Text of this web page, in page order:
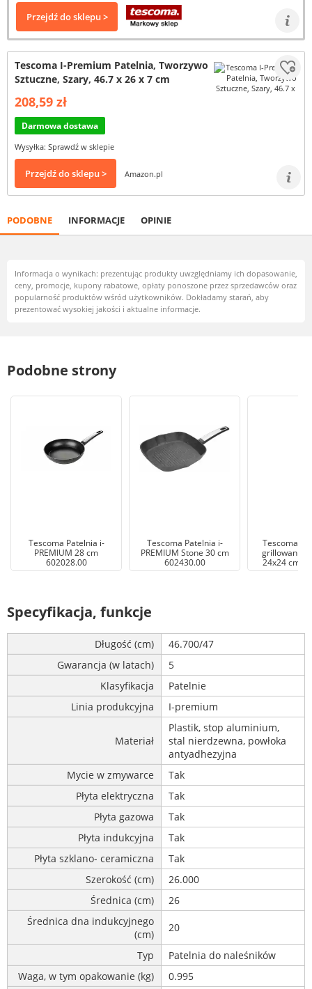
Przejdź do sklepu >
Tescoma I-Premium Patelnia, Tworzywo
Sztuczne, Szary, 46.7 x 26 x 7 cm
208,59 zł
Darmowa dostawa
Wysyłka: Sprawdź w sklepie
Przejdź do sklepu > Amazon.pl
PODOBNE INFORMACJE OPINIE
Informacja o wynikach: prezentując produkty uwzględniamy ich dopasowanie,
ceny, promocje, kupony rabatowe, opłaty ponoszone przez sprzedawców oraz
popularność produktów wśród użytkowników. Dokładamy starań, aby
prezentować wysokiej jakości i aktualne informacje.
Podobne strony
Tescoma Patelnia i-
PREMIUM 28 cm
602028.00
Tescoma Patelnia i-
PREMIUM Stone 30 cm
602430.00
Tescoma
grillowania
24x24 cm
Specyfikacja, funkcje
Długość (cm)
46.700/47
Gwarancja (w latach)
5
Klasyfikacja
Patelnie
Linia produkcyjna
I-premium
Materiał
Plastik, stop aluminium,
stal nierdzewna, powłoka
antyadhezyjna
Mycie w zmywarce
Tak
Płyta elektryczna
Tak
Płyta gazowa
Tak
Płyta indukcyjna
Tak
Płyta szklano- ceramiczna
Tak
Szerokość (cm)
26.000
Średnica (cm)
26
Średnica dna indukcyjnego
(cm)
20
Typ
Patelnia do naleśników
Waga, w tym opakowanie (kg)
0.995